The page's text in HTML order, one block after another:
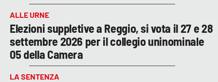
ALLE URNE
Elezioni suppletive a Reggio, si vota il 27 e 28
settembre 2026 per il collegio uninominale
05 della Camera
LA SENTENZA